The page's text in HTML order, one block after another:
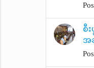
စီ
အ